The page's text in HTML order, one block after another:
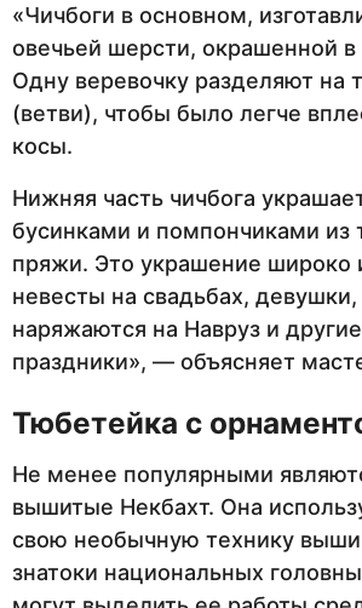
«Чичбоги в основном,
овечьей шерсти, окрашенной в
Одну веревочку разделяют на
(ветви), чтобы было легче
косы.
Нижняя часть чичбога
бусинками и помпончиками из
пряжи. Это украшение широко
невесты на свадьбах,
наряжаются на Навруз и
праздники», — объясняет
Тюбетейка с
Не менее популярными
вышитые Некбахт. Она
свою необычную технику
знатоки национальных